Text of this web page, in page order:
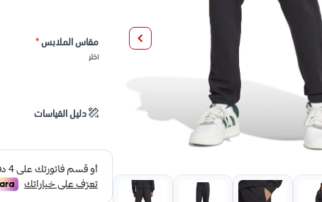
مقاس الملابس*
اختر
دليل القياسات